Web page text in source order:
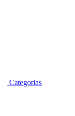
Categorias